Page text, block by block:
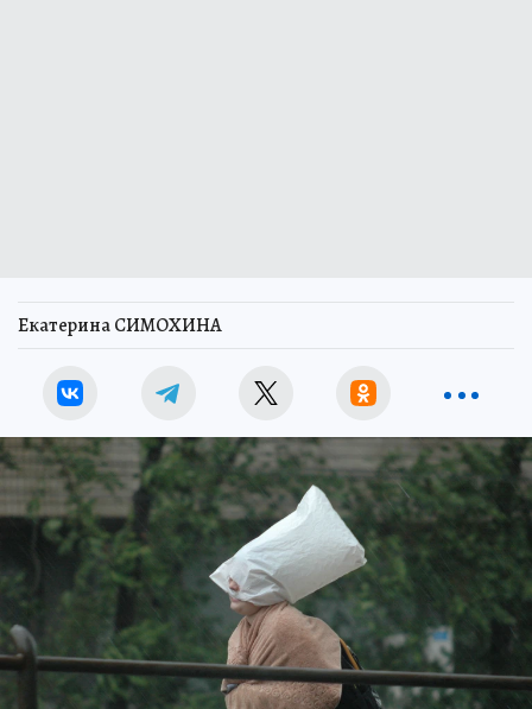
Екатерина СИМОХИНА